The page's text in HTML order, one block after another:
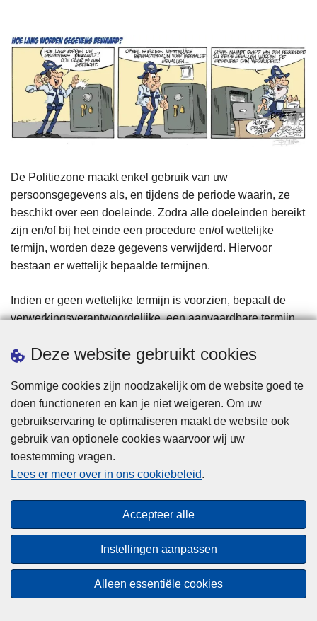
Deze website gebruikt cookies
Sommige cookies zijn noodzakelijk om de website goed te
doen functioneren en kan je niet weigeren. Om uw
gebruikservaring te optimaliseren maakt de website ook
gebruik van optionele cookies waarvoor wij uw
toestemming vragen.
Lees er meer over in ons cookiebeleid.
Accepteer alle
Instellingen aanpassen
Alleen essentiële cookies
De Politiezone maakt enkel gebruik van uw
persoonsgegevens als, en tijdens de periode waarin, ze
beschikt over een doeleinde. Zodra alle doeleinden bereikt
zijn en/of bij het einde een procedure en/of wettelijke
termijn, worden deze gegevens verwijderd. Hiervoor
bestaan er wettelijk bepaalde termijnen.
Indien er geen wettelijke termijn is voorzien, bepaalt de
verwerkingsverantwoordelijke, een aanvaardbare termijn
subsidiariteitsbeginsel.
10. Vragen of klachten m.b.t. het
verwerken van uw persoonsgegevens
Indien u vragen of klachten hebt m.b.t. de verwerking van
uw persoonsgegevens en/of indien u meent dat u uw
kan u zich schriftelijk richten tot:
1° de korpschef van de Politiezone op het adres:
joost.duhamel@police.belgium.eu